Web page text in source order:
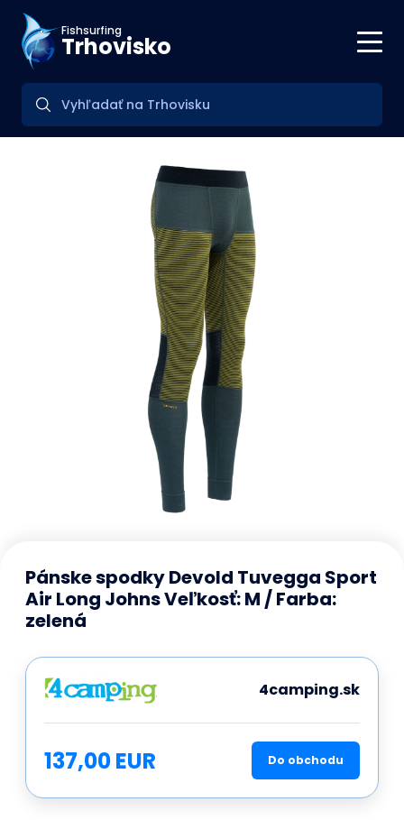
Fishsurfing
Trhovisko
Pánske spodky Devold Tuvegga Sport
Air Long Johns Veľkosť: M / Farba:
zelená
4camping.sk
137,00 EUR Do obchodu